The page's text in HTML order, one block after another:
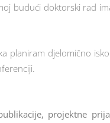
budući doktorski rad
planiram djelomično
projektne